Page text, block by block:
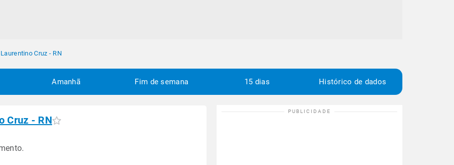
Cruz - RN
Amanhã Fim de semana 15 dias Histórico de dados
Cruz - RN